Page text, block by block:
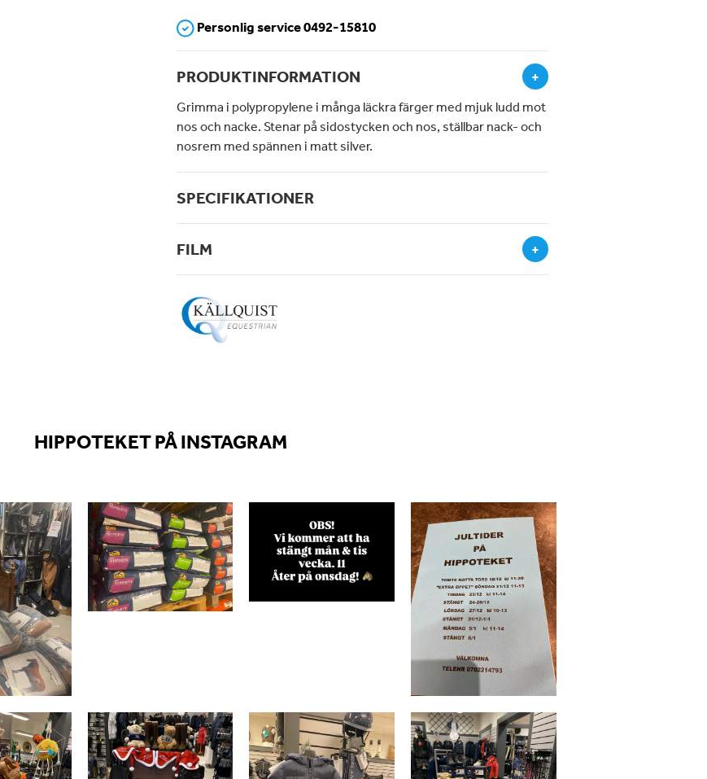
Personlig service 0492-15810
PRODUKTINFORMATION +
Grimma i polypropylene i många läckra färger med mjuk ludd mot
nos och nacke. Stenar på sidostycken och nos, ställbar nack- och
nosrem med spännen i matt silver.
SPECIFIKATIONER
FILM +
HIPPOTEKET PÅ INSTAGRAM